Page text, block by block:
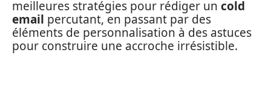
meilleures stratégies pour rédiger un cold
email percutant, en passant par des
éléments de personnalisation à des astuces
pour construire une accroche irrésistible.